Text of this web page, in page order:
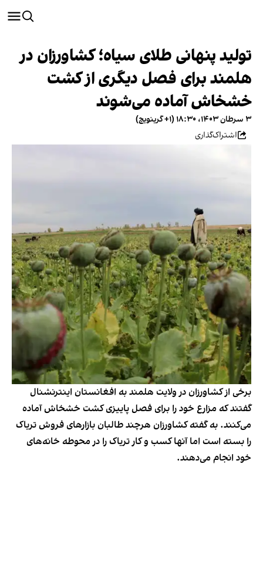
تولید پنهانی طلای سیاه؛ کشاورزان در
هلمند برای فصل دیگری از کشت
خشخاش آماده می‌شوند
۳ سرطان ۱۴۰۳، ۱۸:۳۰ (‎+۱ گرینویچ)
اشتراک‌گذاری
برخی از کشاورزان در ولایت هلمند به افغانستان اینترنشنال
گفتند که مزارع خود را برای فصل پاییزی کشت خشخاش آماده
می‌کنند. به گفته کشاورزان هرچند طالبان بازارهای فروش تریاک
را بسته است اما آنها کسب و کار تریاک را در محوطه خانه‌های
خود انجام می‌دهند.